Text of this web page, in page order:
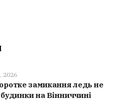
2026
замикання ледь не
будинки на Вінниччині